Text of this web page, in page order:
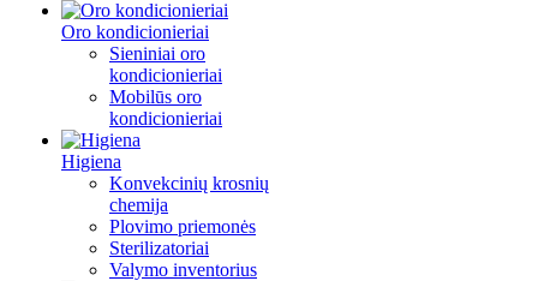
Oro kondicionieriai
Sieniniai oro
kondicionieriai
Mobilūs oro
kondicionieriai
Higiena
Konvekcinių krosnių
chemija
Plovimo priemonės
Sterilizatoriai
Valymo inventorius